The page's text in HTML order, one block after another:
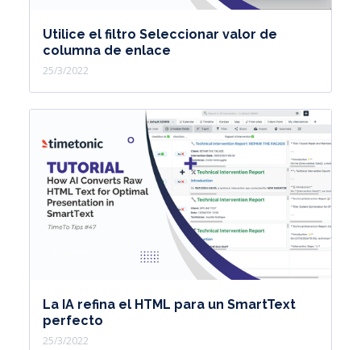
Utilice el filtro Seleccionar valor de
columna de enlace
25/3/2022
La IA refina el HTML para un SmartText
perfecto
25/3/2022